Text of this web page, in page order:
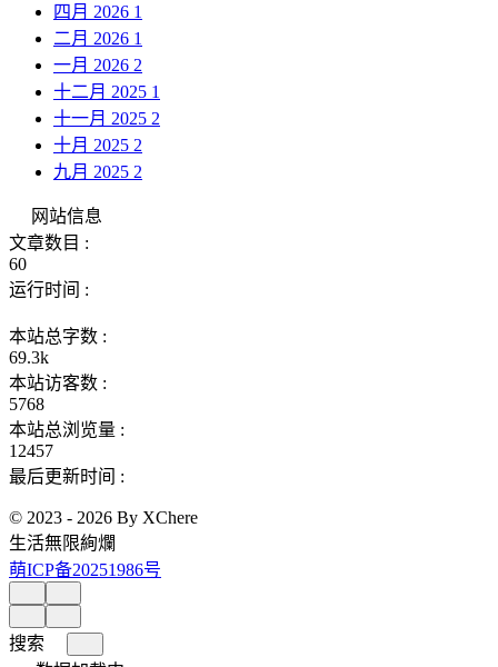
四月 2026 1
二月 2026 1
一月 2026 2
十二月 2025 1
十一月 2025 2
十月 2025 2
九月 2025 2
网站信息
文章数目 :
60
运行时间 :
本站总字数 :
69.3k
本站访客数 :
5768
本站总浏览量 :
12457
最后更新时间 :
© 2023 - 2026 By XChere
生活無限絢爛
萌ICP备20251986号
搜索